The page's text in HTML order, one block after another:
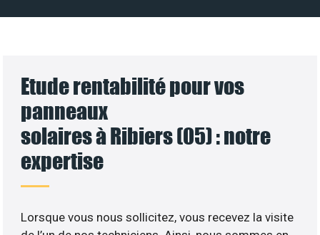
Etude rentabilité pour vos
panneaux
solaires à Ribiers (05) : notre
expertise
Lorsque vous nous sollicitez, vous recevez la visite